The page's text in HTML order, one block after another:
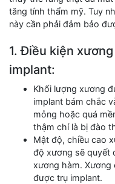
tăng tính thẩm mỹ. Tuy
này cần phải đảm bảo
1. Điều kiện
implant:
Khối lượng xương
implant bám chắc
mỏng hoặc quá
thậm chí là bị đào
Mật độ, chiều cao
độ xương sẽ quyết
xương hàm. Xương
được trụ implant.